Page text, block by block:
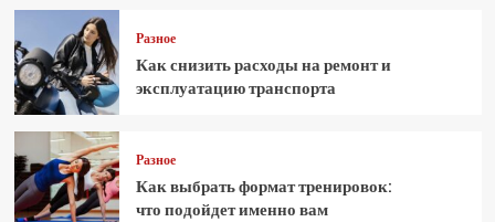
Разное
Как снизить расходы на ремонт и
эксплуатацию транспорта
Разное
Как выбрать формат тренировок:
что подойдет именно вам